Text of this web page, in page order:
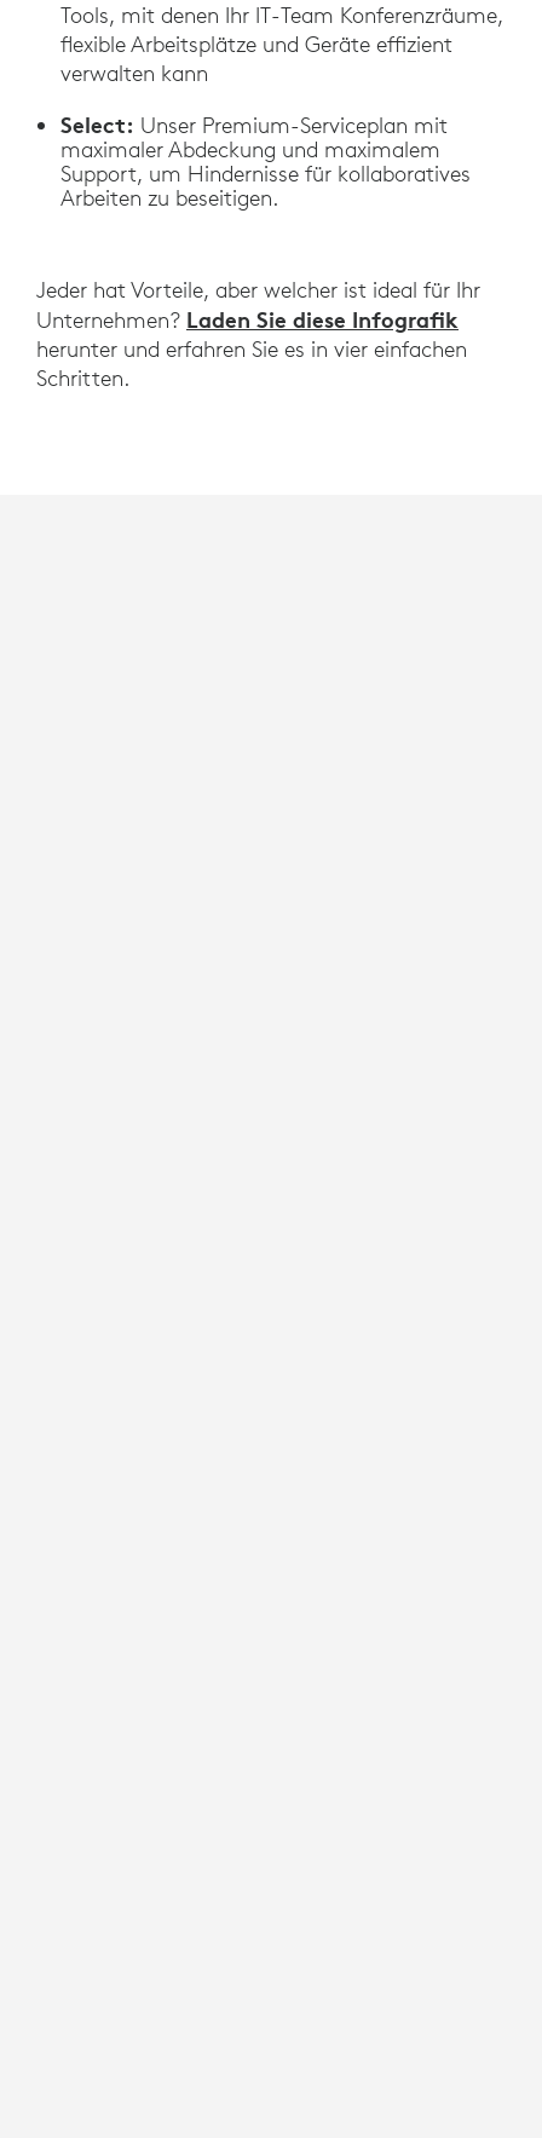
Tools, mit denen Ihr IT-Team Konferenzräume,
flexible Arbeitsplätze und Geräte effizient
verwalten kann
Select: Unser Premium-Serviceplan mit
maximaler Abdeckung und maximalem
Support, um Hindernisse für kollaboratives
Arbeiten zu beseitigen.
Jeder hat Vorteile, aber welcher ist ideal für Ihr
Unternehmen? Laden Sie diese Infografik
herunter und erfahren Sie es in vier einfachen
Schritten.